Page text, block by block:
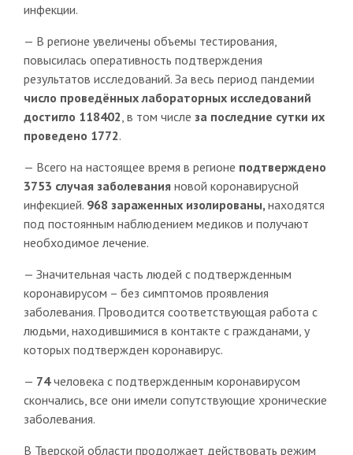
инфекции.
— В регионе увеличены объемы тестирования,
повысилась оперативность подтверждения
результатов исследований. За весь период пандемии
число проведённых лабораторных исследований
достигло 118402 , в том числе за последние сутки их
проведено 1772.
— Всего на настоящее время в регионе подтверждено
3753 случая заболеванияновой коронавирусной
инфекцией. 968 зараженных изолированы, находятся
под постоянным наблюдением медиков и получают
необходимое лечение.
— Значительная часть людей с подтвержденным
коронавирусом – без симптомов проявления
заболевания. Проводится соответствующая работа с
людьми, находившимися в контакте с гражданами, у
которых подтвержден коронавирус.
— 74человека с подтвержденным коронавирусом
скончались, все они имели сопутствующие хронические
заболевания.
В Тверской области продолжает действовать режим